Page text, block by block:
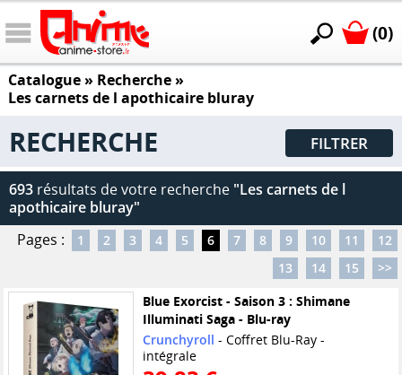
(0)
Catalogue» Recherche »
Les carnets de l apothicaire bluray
RECHERCHE FILTRER
693 résultats de votre recherche "Les carnets de l
apothicaire bluray"
Pages :
1 2 3 4 5 6 7 8 9 10 11
12
13
14 15
>>
Blue Exorcist - Saison 3 : Shimane
Illuminati Saga - Blu-ray
Crunchyroll - Coffret Blu-Ray -
intégrale